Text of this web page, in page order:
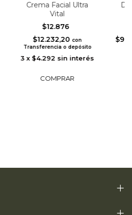
Crema Facial Ultra
Vital
$12.876
$12.232,20con
Transferencia o depósito
3 x$4.292 sin interés